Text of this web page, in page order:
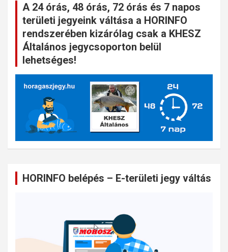
A 24 órás, 48 órás, 72 órás és 7 napos
területi jegyeink váltása a HORINFO
rendszerében kizárólag csak a KHESZ
Általános jegycsoporton belül
lehetséges!
HORINFO belépés – E-területi jegy váltás